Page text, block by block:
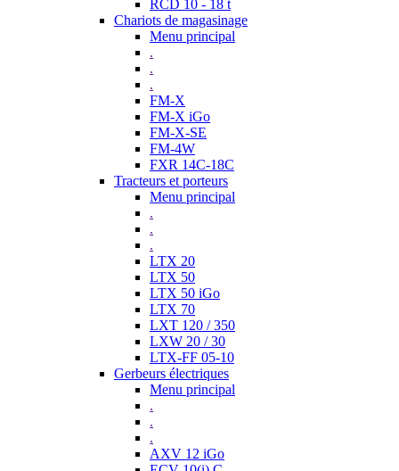
RCD 10 - 18 t
Chariots de magasinage
Menu principal
.
.
.
FM-X
FM-X iGo
FM-X-SE
FM-4W
FXR 14C-18C
Tracteurs et porteurs
Menu principal
.
.
.
LTX 20
LTX 50
LTX 50 iGo
LTX 70
LXT 120 / 350
LXW 20 / 30
LTX-FF 05-10
Gerbeurs électriques
Menu principal
.
.
.
AXV 12 iGo